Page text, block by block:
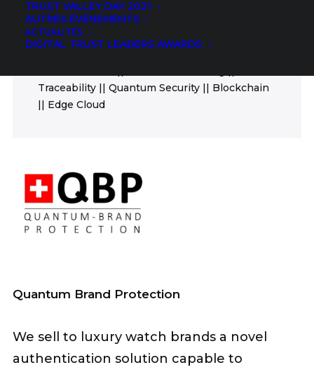
TRUST VALLEY DAY 2021
AUTRES ÉVÉNEMENTS
ACTUALITÉS
DIGITAL TRUST LEADERS AWARDS
ICT
FIELDS
Traceability || Quantum Security || Blockchain
|| Edge Cloud
Quantum Brand Protection
We sell to luxury watch brands a novel
authentication solution capable to